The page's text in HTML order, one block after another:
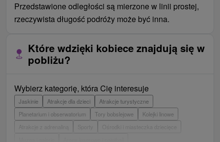
Przedstawione odległości są mierzone w linii prostej,
rzeczywista długość podróży może być inna.
Które wdzięki kobiece znajdują się w
pobliżu?
Wybierz kategorię, która Cię interesuje
Jaskinie Atrakcje dla dzieci
Atrakcje turystyczne
Planetarium i obserwatorium
Tory bobslejowe
Kolejki linowe
Atrakcje z adrenaliną